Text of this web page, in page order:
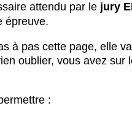
attendu par le jury
épreuve.
à pas cette page, elle
oublier, vous avez sur
: